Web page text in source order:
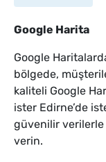
Google Harita
Google
bölgede,
kaliteli Google
ister Edirne’de
güvenilir
verin.